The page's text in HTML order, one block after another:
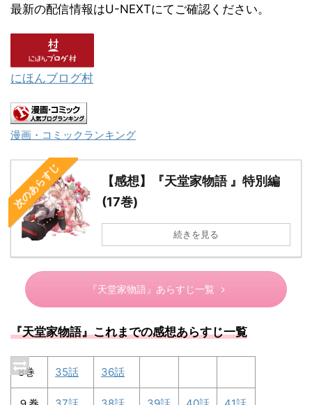
最新の配信情報はU-NEXTにてご確認ください。
にほんブログ村
漫画・コミックランキング
次のあらすじ
【感想】『天堂家物語 』特別編
(17巻)
続きを見る
『天堂家物語』あらすじ一覧
『天堂家物語』これまでの感想あらすじ一覧
8巻 35話 36話